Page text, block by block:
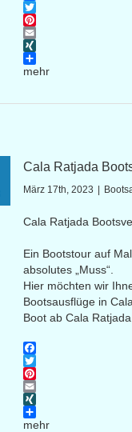
Facebook
Twitter
Pinterest
Email
XING
mehr
Cala Ratjada
März 17th, 2023
Cala Ratjada
Ein Bootstour auf
absolutes „Muss“.
Hier möchten wir
Bootsausflüge in
Boot ab Cala
Facebook
Twitter
Pinterest
Email
XING
mehr